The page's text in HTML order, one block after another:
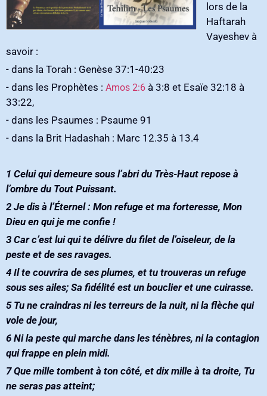
lors de la
Haftarah
Vayeshev à
savoir‭ : ‬
‭- ‬dans la Torah‭ : ‬Genèse 37:1-40:23
‭- ‬dans les Prophètes‭ : ‬ Amos 2:6 ‭ ‬à 3:8‭ ‬et Esaïe 32:18‭ ‬à
33:22‭, ‬
‭- ‬dans les Psaumes‭ : ‬Psaume 91
‭- ‬dans la Brit Hadashah‭ : ‬Marc 12.35‭ ‬à 13.4‭ ‬
1‭ ‬Celui qui demeure sous l’abri du Très-Haut repose à
l’ombre du Tout Puissant‭.‬
2‭ ‬Je dis à l’Éternel‭ : ‬Mon refuge et ma forteresse‭, ‬Mon
Dieu en qui je me confie‭ !‬
3‭ ‬Car c’est lui qui te délivre du filet de l’oiseleur‭, ‬de la
peste et de ses ravages‭. ‬
4‭ ‬Il te couvrira de ses plumes‭, ‬et tu trouveras un refuge
sous ses ailes‭; ‬Sa fidélité est un bouclier et une cuirasse‭. ‬
5‭ ‬Tu ne craindras ni les terreurs de la nuit‭, ‬ni la flèche qui
vole de jour‭, ‬
6‭ ‬Ni la peste qui marche dans les ténèbres‭, ‬ni la contagion
qui frappe en plein midi‭. ‬
7‭ ‬Que mille tombent à ton côté‭, ‬et dix mille à ta droite‭, ‬Tu
ne seras pas atteint‭; ‬